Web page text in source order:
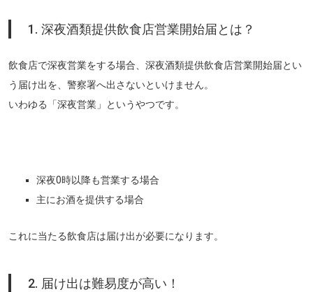
1. 深夜酒類提供飲食店営業開始届とは？
飲食店で深夜営業をする場合、深夜酒類提供飲食店営業開始届とい
う届け出を、警察署へ出さないといけません。
いわゆる「深夜営業」というやつです。
深夜0時以降も営業する場合
主にお酒を提供する場合
これに当たる飲食店は届け出が必要になります。
2. 届け出は難易度が高い！